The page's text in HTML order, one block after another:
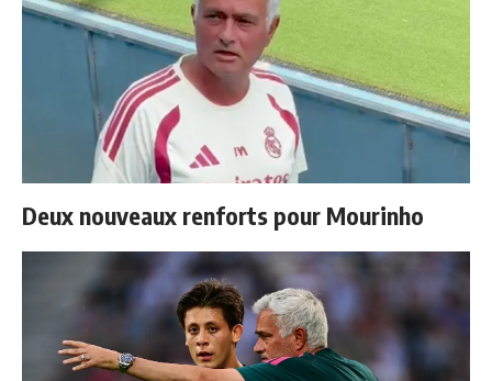
Deux nouveaux renforts pour Mourinho